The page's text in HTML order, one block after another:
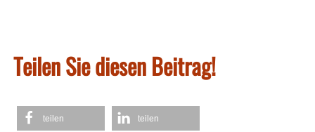
Teilen Sie diesen Beitrag!
teilen teilen